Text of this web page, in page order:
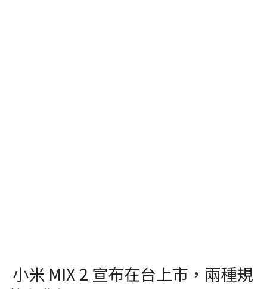
小米 MIX 2 宣布在台上市，兩種規